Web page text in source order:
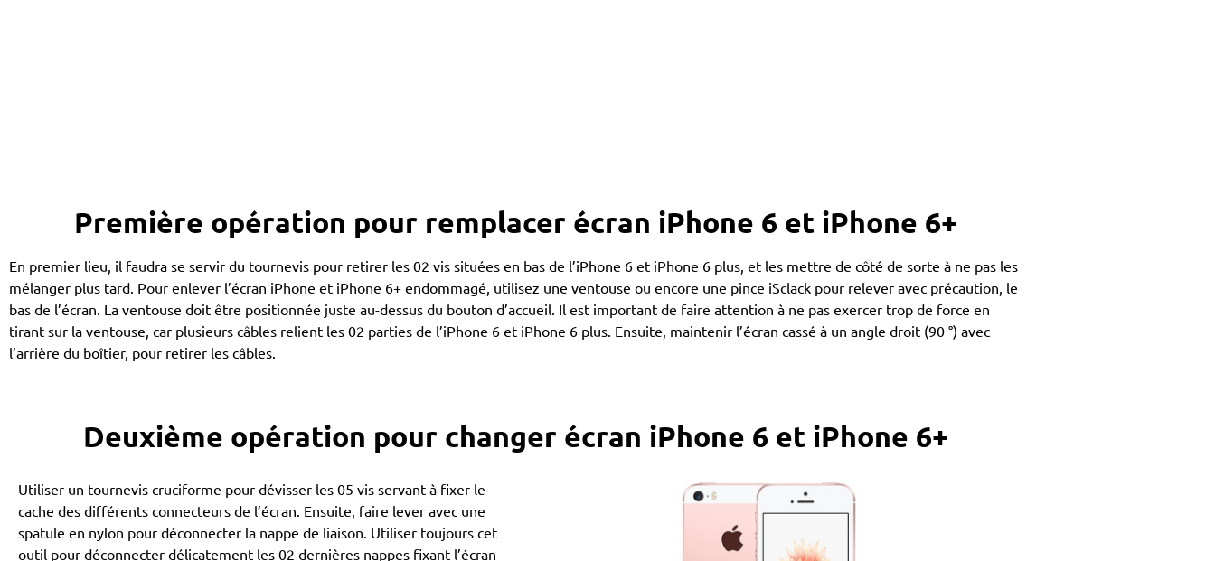
Première opération pour remplacer écran iPhone 6 et iPhone 6+
En premier lieu, il faudra se servir du tournevis pour retirer les 02 vis situées en bas de l’iPhone 6 et iPhone 6 plus, et les mettre de côté de sorte à ne pas les
mélanger plus tard. Pour enlever l’écran iPhone et iPhone 6+ endommagé, utilisez une ventouse ou encore une pince iSclack pour relever avec précaution, le
bas de l’écran. La ventouse doit être positionnée juste au-dessus du bouton d’accueil. Il est important de faire attention à ne pas exercer trop de force en
tirant sur la ventouse, car plusieurs câbles relient les 02 parties de l’iPhone 6 et iPhone 6 plus. Ensuite, maintenir l’écran cassé à un angle droit (90 °) avec
l’arrière du boîtier, pour retirer les câbles.
Deuxième opération pour changer écran iPhone 6 et iPhone 6+
Utiliser un tournevis cruciforme pour dévisser les 05 vis servant à fixer le
cache des différents connecteurs de l’écran. Ensuite, faire lever avec une
spatule en nylon pour déconnecter la nappe de liaison. Utiliser toujours cet
outil pour déconnecter délicatement les 02 dernières nappes fixant l’écran